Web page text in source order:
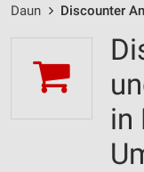
Daun Discounter
in